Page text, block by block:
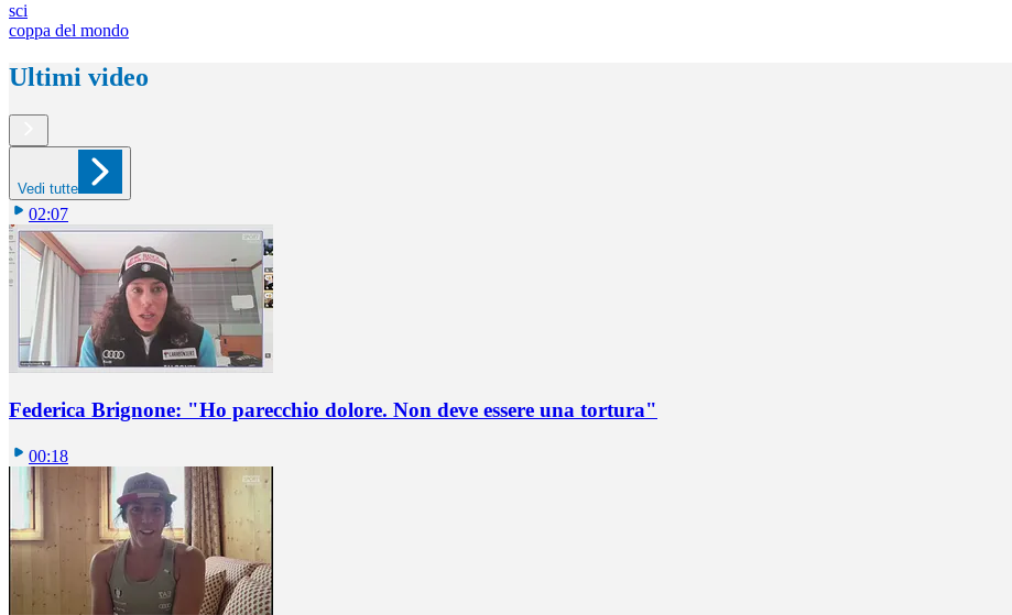
sci
coppa del mondo
Ultimi video
Vedi tutte
02:07
Federica Brignone: "Ho parecchio dolore. Non deve essere una tortura"
00:18